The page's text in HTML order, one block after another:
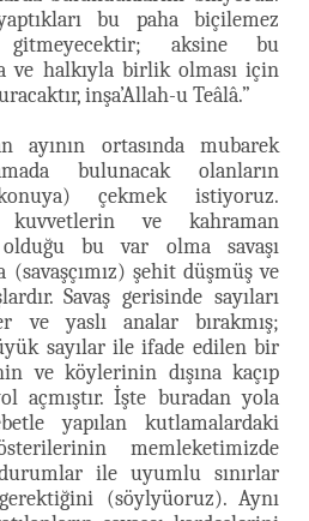
bu paha biçilemez
gitmeyecektir; aksine bu
ve halkıyla birlik olması için
inşa’Allah-u Teâlâ.”
ayının ortasında mubarek
bulunacak olanların
çekmek istiyoruz.
kuvvetlerin ve kahraman
bu var olma savaşı
(savaşçımız) şehit düşmüş ve
Savaş gerisinde sayıları
ve yaslı analar bırakmış;
sayılar ile ifade edilen bir
ve köylerinin dışına kaçıp
açmıştır. İşte buradan yola
yapılan kutlamalardaki
memleketimizde
ile uyumlu sınırlar
(söylyüoruz). Aynı